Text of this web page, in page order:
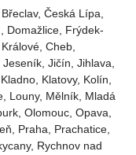
Česká Lípa‎,
Domažlice‎, Frýdek-
Cheb‎,
Jičín‎, Jihlava,
Klatovy‎, Kolín‎,
Louny‎, Mělník‎, Mladá
Olomouc‎, Opava,
Praha‎, Prachatice‎,
Rychnov nad